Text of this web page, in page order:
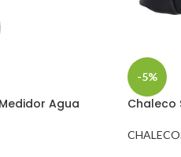
Agua
-5%
Chaleco